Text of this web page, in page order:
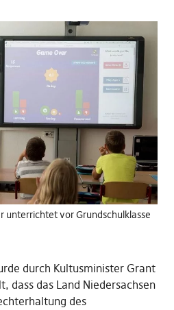
unterrichtet vor Grundschulklasse
durch Kultusminister Grant
dass das Land Niedersachsen
des